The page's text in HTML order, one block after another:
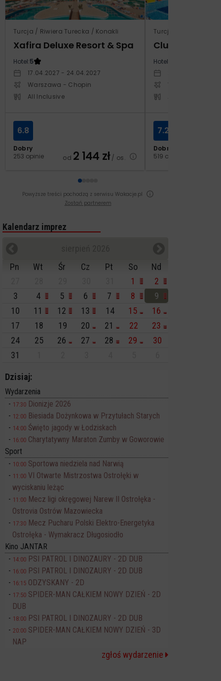
Turcja / Riwiera Turecka / Konakli
Xafira Deluxe Resort & Spa
Hotel:5
17.04.2027 - 24.04.2027
Warszawa - Chopin
All Inclusive
Dobry
253 opinie
6.8
od 2 144 zł/ os.
Turcja / Riwiera
Club Side
Hotel:
Warszawa -
Dobry
519 opinii
7.2
Powyższe treści pochodzą z serwisu Wakacje.pl
Zostań partnerem
Kalendarz imprez
Pn
Wt Śr Cz Pt So
Nd
1
2
3
4 5 6 7 8
9
10
11 12 13 14 15
16
17
18 19 20 21 22
23
24
25 26 27 28 29
30
31
Dzisiaj:
Wydarzenia
17:30 Dionizje 2026
12:00 Biesiada Dożynkowa w Przytułach Starych
14:00 Święto jagody w Łodziskach
16:00 Charytatywny Maraton Zumby w Goworowie
Sport
10:00 Sportowa niedziela nad Narwią
11:00 VI Otwarte Mistrzostwa Ostrołęki w
wyciskaniu leżąc
11:00 Mecz ligi okręgowej Narew II Ostrołęka -
Ostrovia Ostrów Mazowiecka
17:30 Mecz Pucharu Polski Elektro-Energetyka
Ostrołęka - Wymakracz Długosiodło
Kino JANTAR
14:00 PSI PATROL I DINOZAURY - 2D DUB
16:00 PSI PATROL I DINOZAURY - 2D DUB
16:15 ODZYSKANY - 2D
17:50 SPIDER-MAN CAŁKIEM NOWY DZIEŃ - 2D
DUB
18:00 PSI PATROL I DINOZAURY - 2D DUB
20:00 SPIDER-MAN CAŁKIEM NOWY DZIEŃ - 3D
NAP
zgłoś wydarzenie